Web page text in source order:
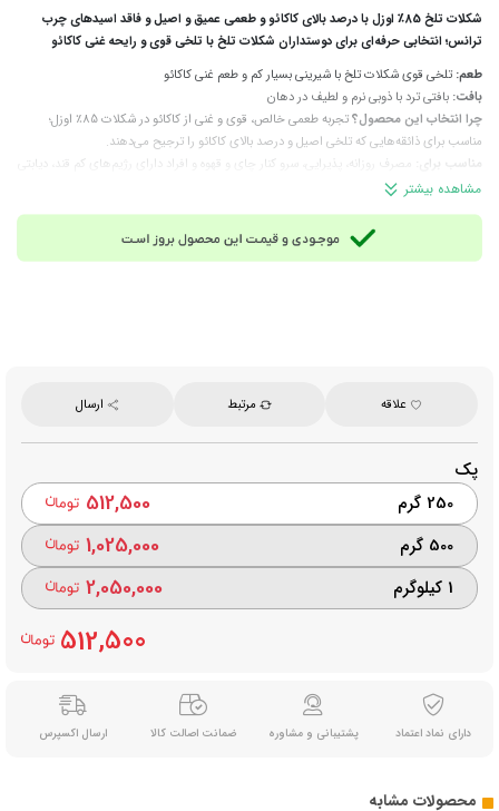
شکلات تلخ 85٪ اوزل با درصد بالای کاکائو و طعمی عمیق و اصیل و فاقد اسید‌های چرب
ترانس؛ انتخابی حرفه‌ای برای دوستداران شکلات تلخ با تلخی قوی و رایحه غنی کاکائو
طعم: تلخی قوی شکلات تلخ با شیرینی بسیار کم و طعم غنی کاکائو
بافت: بافتی ترد با ذوبی نرم و لطیف در دهان
چرا انتخاب این محصول؟
تجربه طعمی خالص، قوی و غنی از کاکائو در شکلات 85٪ اوزل؛
مناسب برای ذائقه‌هایی که تلخی اصیل و درصد بالای کاکائو را ترجیح می‌دهند.
مناسب برای:
مصرف روزانه، پذیرایی، سرو کنار چای و قهوه و افراد دارای رژیم‌های کم قند، دیابتی
و کتوژنیک
برند:
مشاهده بیشتر
علاقه مرتبط ارسال
پک
250 گرم
512,500
500 گرم 1,025,000
1 کیلوگرم 2,050,000
512,500
دارای نماد اعتماد پشتیبانی و مشاوره ضمانت اصالت کالا ارسال اکسپرس
محصولات مشابه